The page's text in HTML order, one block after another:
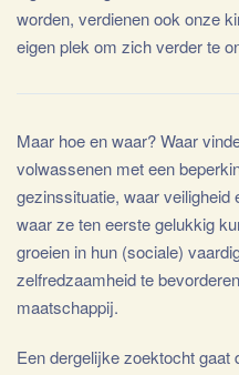
worden, verdienen ook onze
eigen plek om zich verder te
Maar hoe en waar? Waar
volwassenen met een
gezinssituatie, waar veiligheid
waar ze ten eerste gelukkig
groeien in hun (sociale)
zelfredzaamheid te
maatschappij.
Een dergelijke zoektocht gaat